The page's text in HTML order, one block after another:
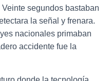
segundos bastaban
la señal y frenara.
nacionales primaban
accidente fue la